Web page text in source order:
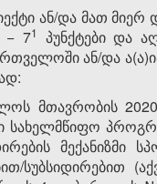
ან/და მათ
− 7​1
პუნქტები და
ან/და
მთავრობის
სახელმწიფო